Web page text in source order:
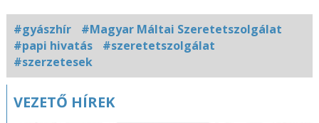
#gyászhír
#Magyar Máltai Szeretetszolgálat
#papi hivatás
#szeretetszolgálat
#szerzetesek
Kapcsolódó
VEZETŐ HÍREK